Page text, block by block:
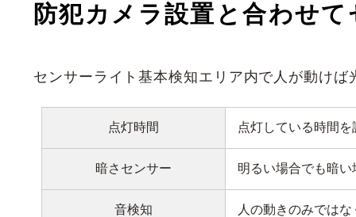
防犯カメラ設置と合わせて
センサーライト基本検知エリア内で人が動けば
点灯時間 点灯している時間を
暗さセンサー 明るい場合でも暗い
音検知 人の動きのみではな